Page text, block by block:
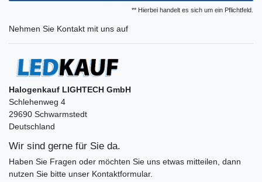
** Hierbei handelt es sich um ein Pflichtfeld.
Nehmen Sie Kontakt mit uns auf
Halogenkauf LIGHTECH GmbH
Schlehenweg 4
29690 Schwarmstedt
Deutschland
Wir sind gerne für Sie da.
Haben Sie Fragen oder möchten Sie uns etwas mitteilen, dann
nutzen Sie bitte unser Kontaktformular.